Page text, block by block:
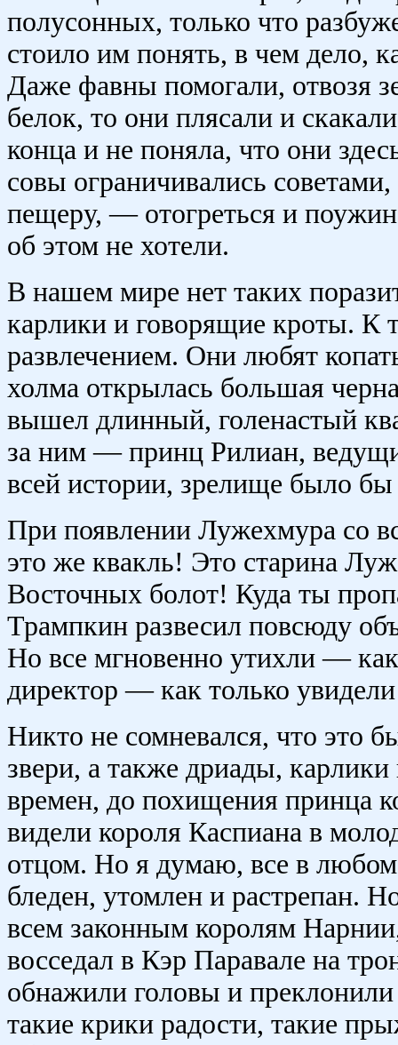
полусонных, только что
стоило им понять, в чем дело,
Даже фавны помогали, отвозя
белок, то они плясали и
конца и не поняла, что они
совы ограничивались
пещеру, — отогреться и
об этом не хотели.
В нашем мире нет таких
карлики и говорящие кроты. К
развлечением. Они любят
холма открылась большая
вышел длинный, голенастый
за ним — принц Рилиан,
всей истории, зрелище было бы
При появлении Лужехмура со
это же квакль! Это старина
Восточных болот! Куда ты
Трампкин развесил повсюду
Но все мгновенно утихли — как
директор — как только
Никто не сомневался, что это
звери, а также дриады,
времен, до похищения принца
видели короля Каспиана в
отцом. Но я думаю, все в
бледен, утомлен и растрепан.
всем законным королям
восседал в Кэр Паравале на
обнажили головы и
такие крики радости, такие